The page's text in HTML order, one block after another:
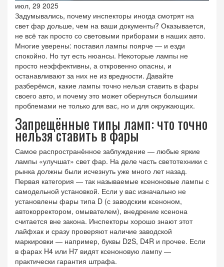
июл, 29 2025
Задумывались, почему инспекторы иногда смотрят на
свет фар дольше, чем на ваши документы? Оказывается,
не всё так просто со световыми приборами в наших авто.
Многие уверены: поставил лампы поярче — и езди
спокойно. Но тут есть нюансы. Некоторые лампы не
просто неэффективны, а откровенно опасны, и
останавливают за них не из вредности. Давайте
разберёмся, какие лампы точно нельзя ставить в фары
своего авто, и почему это может обернуться большими
проблемами не только для вас, но и для окружающих.
Запрещённые типы ламп: что точно
нельзя ставить в фары
Самое распространённое заблуждение — любые яркие
лампы «улучшат» свет фар. На деле часть светотехники с
рынка должны были исчезнуть уже много лет назад.
Первая категория — так называемые ксеноновые лампы с
самодельной установкой. Если у вас изначально не
установлены фары типа D (с заводским ксеноном,
автокорректором, омывателем), внедрение ксенона
считается вне закона. Инспекторы хорошо знают этот
лайфхак и сразу проверяют наличие заводской
маркировки — например, буквы D2S, D4R и прочее. Если
в фарах H4 или H7 видят ксеноновую лампу —
практически гарантия штрафа.